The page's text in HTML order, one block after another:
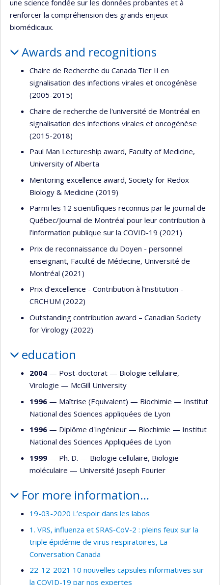
une science fondée sur les données probantes et à
renforcer la compréhension des grands enjeux
biomédicaux.
Awards and recognitions
Chaire de Recherche du Canada Tier II en
signalisation des infections virales et oncogénèse
(2005-2015)
Chaire de recherche de l'université de Montréal en
signalisation des infections virales et oncogénèse
(2015-2018)
Paul Man Lectureship award, Faculty of Medicine,
University of Alberta
Mentoring excellence award, Society for Redox
Biology & Medicine (2019)
Parmi les 12 scientifiques reconnus par le journal de
Québec/Journal de Montréal pour leur contribution à
l’information publique sur la COVID-19 (2021)
Prix de reconnaissance du Doyen - personnel
enseignant, Faculté de Médecine, Université de
Montréal (2021)
Prix d’excellence - Contribution à l’institution -
CRCHUM (2022)
Outstanding contribution award – Canadian Society
for Virology (2022)
education
2004 — Post-doctorat — Biologie cellulaire,
Virologie — McGill University
1996 — Maîtrise (Equivalent) — Biochimie — Institut
National des Sciences appliquées de Lyon
1996 — Diplôme d'Ingénieur — Biochimie — Institut
National des Sciences Appliquées de Lyon
1999 — Ph. D. — Biologie cellulaire, Biologie
moléculaire — Université Joseph Fourier
For more information…
19-03-2020 L’espoir dans les labos
1. VRS, influenza et SRAS-CoV-2 : pleins feux sur la
triple épidémie de virus respiratoires, La
Conversation Canada
22-12-2021 10 nouvelles capsules informatives sur
la COVID-19 par nos expertes